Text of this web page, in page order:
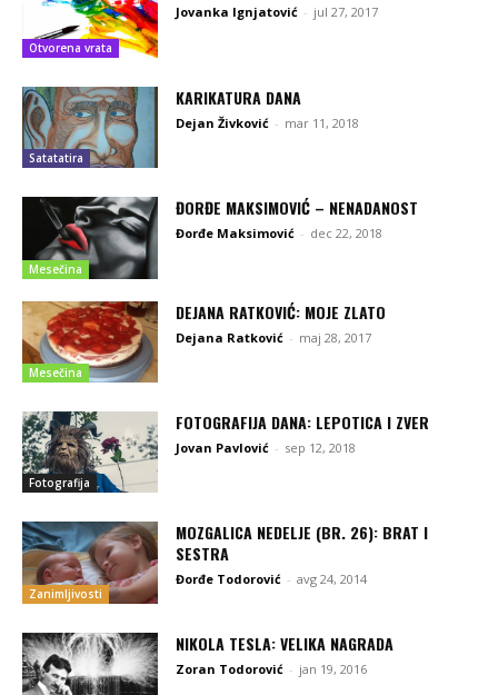
Otvorena vrata
Jovanka Ignjatović - jul 27, 2017
Satatatira
KARIKATURA DANA
Dejan Živković - mar 11, 2018
Mesečina
ĐORĐE MAKSIMOVIĆ – NENADANOST
Đorđe Maksimović - dec 22, 2018
Mesečina
DEJANA RATKOVIĆ: MOJE ZLATO
Dejana Ratković - maj 28, 2017
Fotografija
FOTOGRAFIJA DANA: LEPOTICA I ZVER
Jovan Pavlović - sep 12, 2018
Zanimljivosti
MOZGALICA NEDELJE (BR. 26): BRAT I
SESTRA
Đorđe Todorović - avg 24, 2014
NIKOLA TESLA: VELIKA NAGRADA
Zoran Todorović - jan 19, 2016